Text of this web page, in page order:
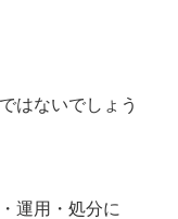
はないでしょう
運用・処分に